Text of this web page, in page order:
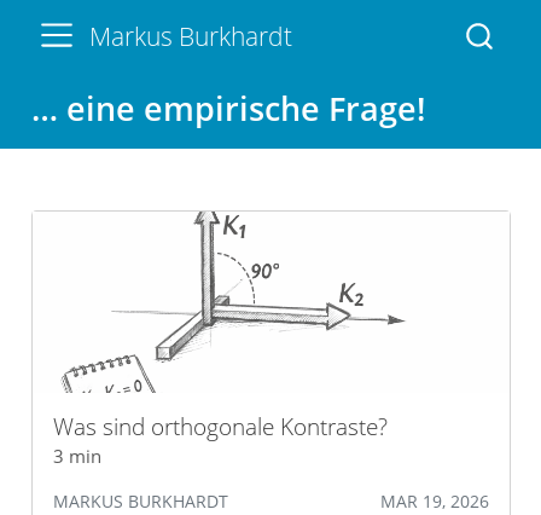
Markus Burkhardt
… eine empirische Frage!
Was sind orthogonale Kontraste?
3 min
MARKUS BURKHARDT MAR 19, 2026